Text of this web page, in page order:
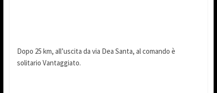
Dopo 25 km, all’uscita da via Dea Santa, al comando è
solitario Vantaggiato.